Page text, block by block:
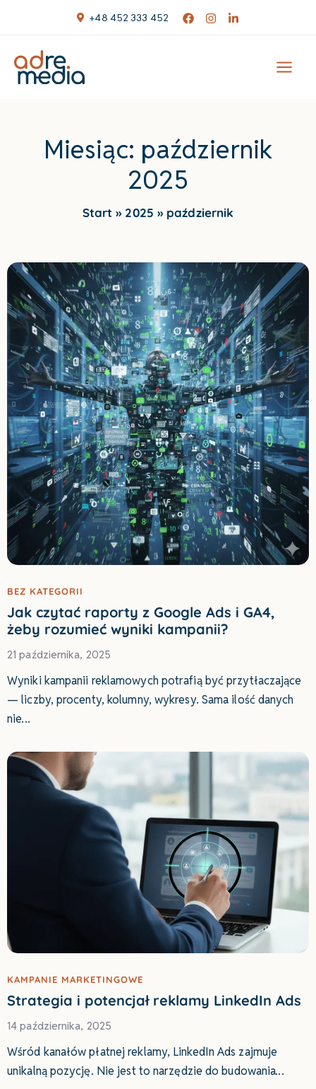
+48 452 333 452
Miesiąc: październik
2025
Start 2025 październik
BEZ KATEGORII
Jak czytać raporty z Google Ads i GA4,
żeby rozumieć wyniki kampanii?
21 października, 2025
Wyniki kampanii reklamowych potrafią być przytłaczające
— liczby, procenty, kolumny, wykresy. Sama ilość danych
nie
KAMPANIE MARKETINGOWE
Strategia i potencjał reklamy LinkedIn Ads
14 października, 2025
Wśród kanałów płatnej reklamy, LinkedIn Ads zajmuje
unikalną pozycję. Nie jest to narzędzie do budowania